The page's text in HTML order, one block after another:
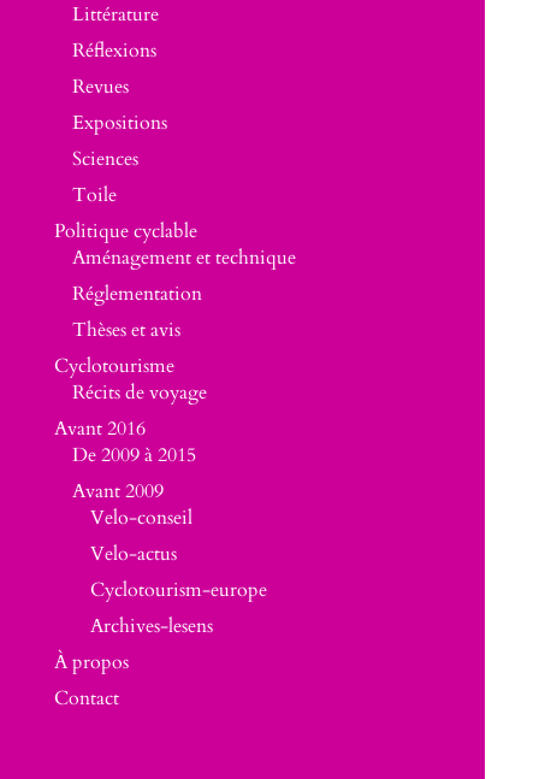
Littérature
Réflexions
Revues
Expositions
Sciences
Toile
Politique cyclable
Aménagement et technique
Réglementation
Thèses et avis
Cyclotourisme
Récits de voyage
Avant 2016
De 2009 à 2015
Avant 2009
Velo-conseil
Velo-actus
Cyclotourism-europe
Archives-lesens
À propos
Contact